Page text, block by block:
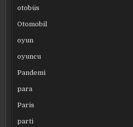
otobüs
Otomobil
oyun
oyuncu
Pandemi
para
Paris
parti